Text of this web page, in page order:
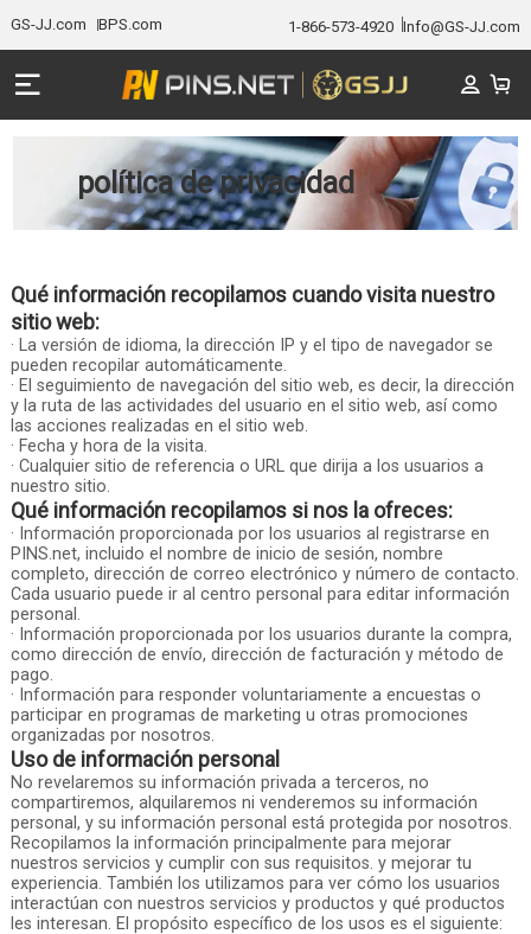
GS-JJ.com BPS.com 1-866-573-4920 Info@GS-JJ.com
política de privacidad
Qué información recopilamos cuando visita nuestro
sitio web:
· La versión de idioma, la dirección IP y el tipo de navegador se
pueden recopilar automáticamente.
· El seguimiento de navegación del sitio web, es decir, la dirección
y la ruta de las actividades del usuario en el sitio web, así como
las acciones realizadas en el sitio web.
· Fecha y hora de la visita.
· Cualquier sitio de referencia o URL que dirija a los usuarios a
nuestro sitio.
Qué información recopilamos si nos la ofreces:
· Información proporcionada por los usuarios al registrarse en
PINS.net, incluido el nombre de inicio de sesión, nombre
completo, dirección de correo electrónico y número de contacto.
Cada usuario puede ir al centro personal para editar información
personal.
· Información proporcionada por los usuarios durante la compra,
como dirección de envío, dirección de facturación y método de
pago.
· Información para responder voluntariamente a encuestas o
participar en programas de marketing u otras promociones
organizadas por nosotros.
Uso de información personal
No revelaremos su información privada a terceros, no
compartiremos, alquilaremos ni venderemos su información
personal, y su información personal está protegida por nosotros.
Recopilamos la información principalmente para mejorar
nuestros servicios y cumplir con sus requisitos. y mejorar tu
experiencia. También los utilizamos para ver cómo los usuarios
interactúan con nuestros servicios y productos y qué productos
les interesan. El propósito específico de los usos es el siguiente: